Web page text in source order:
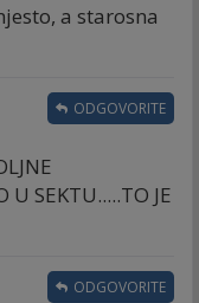
a starosna
U SEKTU.....TO JE
ODGOVORITE
ODGOVORITE